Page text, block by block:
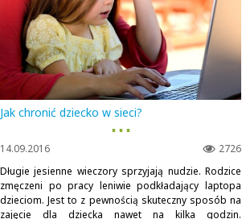
Jak chronić dziecko w sieci?
▪ ▪ ▪
2726
14.09.2016
Długie jesienne wieczory sprzyjają nudzie. Rodzice
zmęczeni po pracy leniwie podkładający laptopa
dzieciom. Jest to z pewnością skuteczny sposób na
zajęcie dla dziecka nawet na kilka godzin.